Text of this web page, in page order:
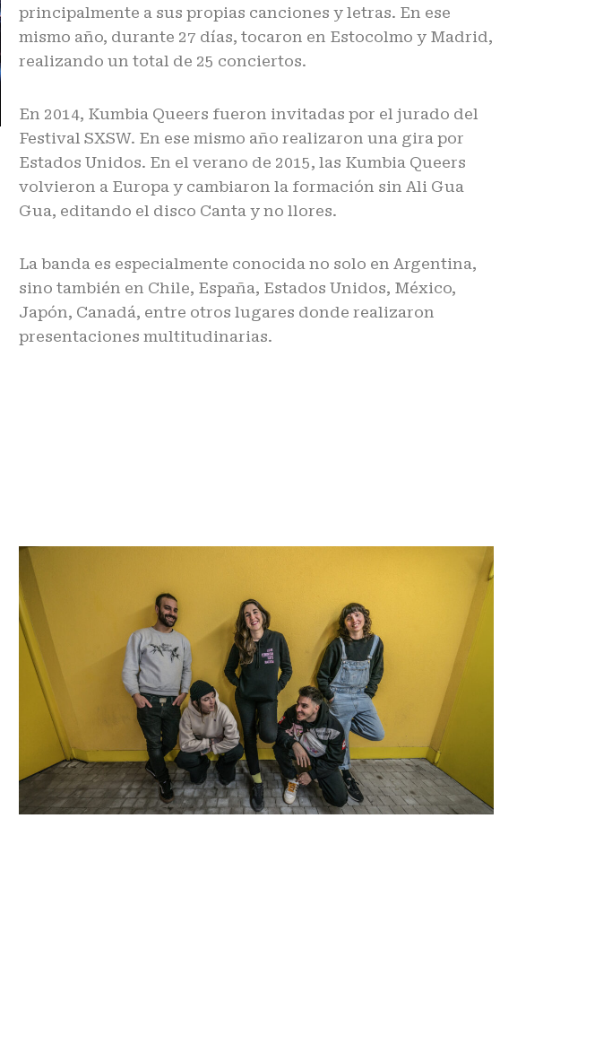
principalmente a sus propias canciones y letras. En ese
mismo año, durante 27 días, tocaron en Estocolmo y Madrid,
realizando un total de 25 conciertos.
En 2014, Kumbia Queers fueron invitadas por el jurado del
Festival SXSW. En ese mismo año realizaron una gira por
Estados Unidos. En el verano de 2015, las Kumbia Queers
volvieron a Europa y cambiaron la formación sin Ali Gua
Gua, editando el disco Canta y no llores.
La banda es especialmente conocida no solo en Argentina,
sino también en Chile, España, Estados Unidos, México,
Japón, Canadá, entre otros lugares donde realizaron
presentaciones multitudinarias.